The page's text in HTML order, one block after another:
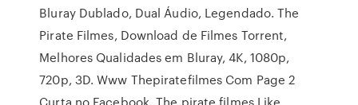
Bluray Dublado, Dual Áudio, Legendado. The
Pirate Filmes, Download de Filmes Torrent,
Melhores Qualidades em Bluray, 4K, 1080p,
720p, 3D. Www Thepiratefilmes Com Page 2
Curta no Facebook. The pirate filmes Like